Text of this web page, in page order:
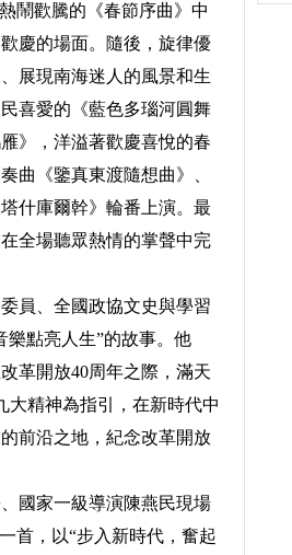
鬧歡騰的《春節序曲》中
慶的場面。隨後，旋律優
展現南海迷人的風景和生
喜愛的《藍色多瑙河圓舞
》，洋溢著歡慶喜悅的春
曲《鑒真東渡隨想曲》、
什庫爾幹》輪番上演。最
全場聽眾熱情的掌聲中完
員、全國政協文史與學習
樂點亮人生”的故事。他
革開放40周年之際，滿天
大精神為指引，在新時代中
前沿之地，紀念改革開放
國家一級導演陳燕民現場
首，以“步入新時代，奮起